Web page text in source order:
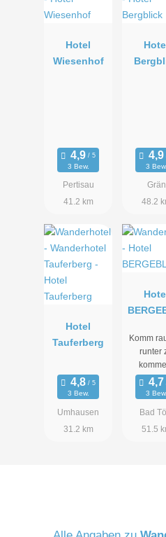
Hotel
Wiesenhof
3 Bew.
Pertisau
41.2 km
3 Bew.
Grän
48.2
Hotel
Tauferberg
3 Bew.
Umhausen
31.2 km
Komm
runter
3 Bew.
Bad
51.5